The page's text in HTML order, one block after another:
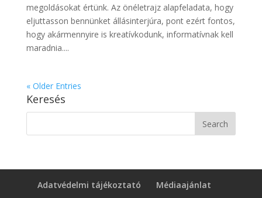
megoldásokat értünk. Az önéletrajz alapfeladata, hogy
eljuttasson bennünket állásinterjúra, pont ezért fontos,
hogy akármennyire is kreatívkodunk, informatívnak kell
maradnia....
« Older Entries
Keresés
Adatvédelmi tájékoztató Médiaajánlat